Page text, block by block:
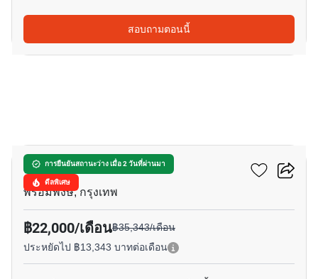
สอบถามตอนนี้
การยืนยันสถานะว่าง เมื่อ 2 วันที่ผ่านมา
ดีลพิเศษ
พาร์ค ออริจิ้น พร้อมพงษ์
พร้อมพงษ์, กรุงเทพ
฿22,000/เดือน฿35,343/เดือน
ประหยัดไป ฿13,343 บาทต่อเดือน